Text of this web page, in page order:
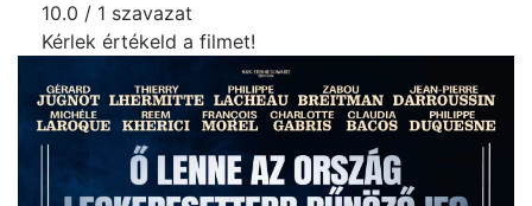
10.0 / 1 szavazat
Kérlek értékeld a filmet!